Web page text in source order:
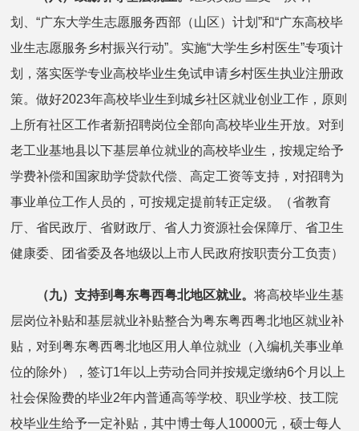
划、“广东大学生志愿服务西部（山区）计划”和“广东高校毕
业生志愿服务乡村振兴行动”。实施“大学生乡村医生”专项计
划，落实医学专业高校毕业生免试申请乡村医生执业注册政
策。做好2023年高校毕业生到城乡社区就业创业工作，原则
上所有社区工作者新招聘岗位全部向高校毕业生开放。对到
老工业基地县以下基层单位就业的高校毕业生，按规定给予
学费补偿和国家助学贷款代偿、高定工资等支持，对招聘为
事业单位工作人员的，可按规定提前转正定级。（省教育
厅、省民政厅、省财政厅、省人力资源社会保障厅、省卫生
健康委、团省委及各地级以上市人民政府按职责分工负责）
（九）支持到粤东粤西粤北地区就业。将高校毕业生基
层岗位补贴和基层就业补贴整合为粤东粤西粤北地区就业补
贴，对到粤东粤西粤北地区用人单位就业（入编机关事业单
位的除外），签订1年以上劳动合同并按规定缴纳6个月以上
社会保险费的毕业2年内普通高等学校、职业学校、技工院
校毕业生给予一定补贴，其中博士每人10000元，硕士每人